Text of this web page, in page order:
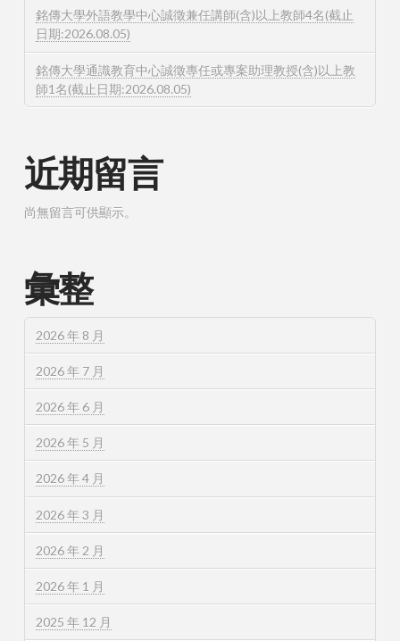
銘傳大學外語教學中心誠徵兼任講師(含)以上教師4名(截止
日期:2026.08.05)
銘傳大學通識教育中心誠徵專任或專案助理教授(含)以上教
師1名(截止日期:2026.08.05)
近期留言
尚無留言可供顯示。
彙整
2026 年 8 月
2026 年 7 月
2026 年 6 月
2026 年 5 月
2026 年 4 月
2026 年 3 月
2026 年 2 月
2026 年 1 月
2025 年 12 月